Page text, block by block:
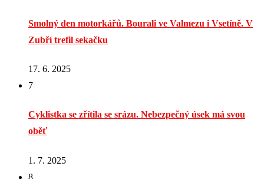
Smolný den motorkářů. Bourali ve Valmezu i Vsetíně. V
Zubří trefil sekačku
17. 6. 2025
7
Cyklistka se zřítila se srázu. Nebezpečný úsek má svou
oběť
1. 7. 2025
8